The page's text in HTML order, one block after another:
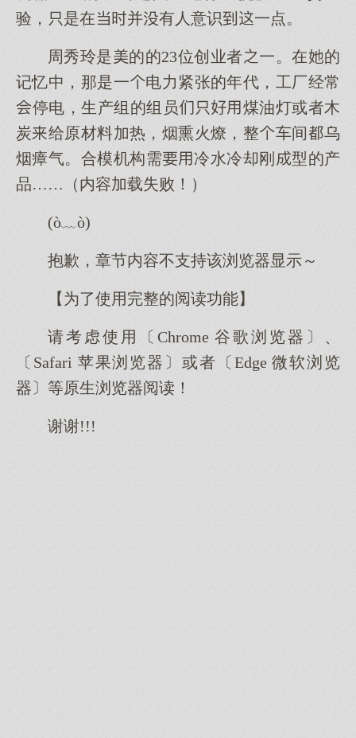
验，是在并有人意识一点。
周秀玲是的的23位创业者一。在的
记忆中，那是一电力紧张的年代，工厂经常
停电，生产组的组员煤油灯或者木
炭给原材料加热，烟熏火燎，整车间乌
烟瘴气。合模机构需冷水冷却刚型的产
品……（内容加载失败！）
(ò﹏ò)
抱歉，章节内容不支持该浏览器显示～
【为了使用完整的阅读功能】
请考虑使用〔Chrome 谷歌浏览器〕、
〔Safari 苹果浏览器〕或者〔Edge 微软浏览
器〕等原生浏览器阅读！
谢谢!!!